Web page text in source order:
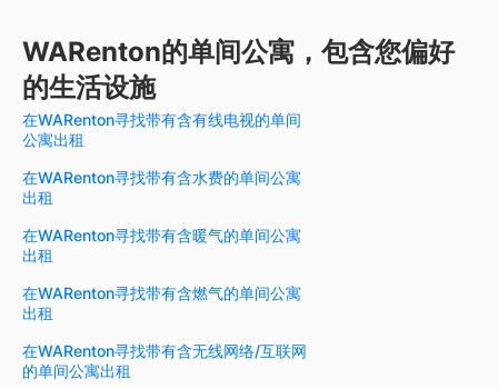
WARenton的单间公寓，包含您偏好
的生活设施
在WARenton寻找带有含有线电视的单间
公寓出租
在WARenton寻找带有含水费的单间公寓
出租
在WARenton寻找带有含暖气的单间公寓
出租
在WARenton寻找带有含燃气的单间公寓
出租
在WARenton寻找带有含无线网络/互联网
的单间公寓出租